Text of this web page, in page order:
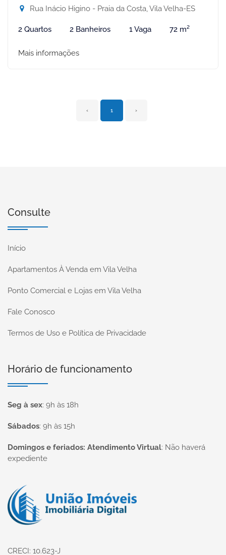
Rua Inácio Higino - Praia da Costa, Vila Velha-ES
2 Quartos 2 Banheiros 1 Vaga 72 m²
Mais informações
‹ 1 ›
Consulte
Início
Apartamentos À Venda em Vila Velha
Ponto Comercial e Lojas em Vila Velha
Fale Conosco
Termos de Uso e Política de Privacidade
Horário de funcionamento
Seg à sex: 9h às 18h
Sábados: 9h às 15h
Domingos e feriados: Atendimento Virtual: Não haverá
expediente
Página inicial
CRECI: 10.623-J